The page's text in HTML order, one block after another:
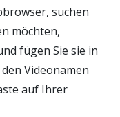
suchen
möchten,
fügen Sie sie in
Videonamen
auf Ihrer